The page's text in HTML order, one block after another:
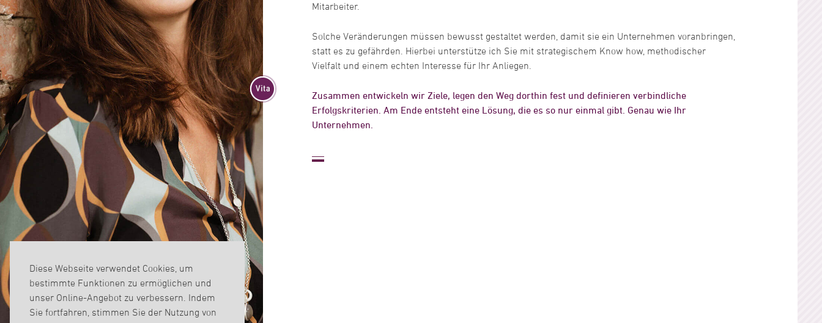
Diese Webseite verwendet Cookies, um
bestimmte Funktionen zu ermöglichen und
unser Online-Angebot zu verbessern. Indem
Sie fortfahren, stimmen Sie der Nutzung von
Mitarbeiter.
Solche Veränderungen müssen bewusst gestaltet werden, damit sie ein Unternehmen voranbringen,
statt es zu gefährden. Hierbei unterstütze ich Sie mit strategischem Know how, methodischer
Vielfalt und einem echten Interesse für Ihr Anliegen.
Zusammen entwickeln wir Ziele, legen den Weg dorthin fest und definieren verbindliche
Erfolgskriterien. Am Ende entsteht eine Lösung, die es so nur einmal gibt. Genau wie Ihr
Unternehmen.